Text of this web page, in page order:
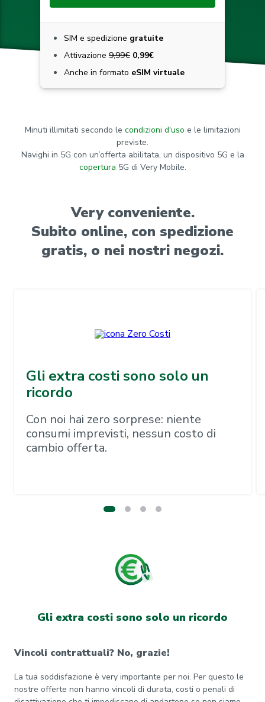
SIM e spedizione gratuite
Attivazione 9,99€ 0,99€
Anche in formato eSIM virtuale
Minuti illimitati secondo le condizioni d'uso e le limitazioni
previste.
Navighi in 5G con un’offerta abilitata, un dispositivo 5G e la
copertura 5G di Very Mobile.
Very conveniente.
Subito online, con spedizione
gratis, o nei nostri negozi.
Gli extra costi sono solo un
ricordo
Con noi hai zero sorprese: niente
consumi imprevisti, nessun costo di
cambio offerta.
Gli extra costi sono solo un ricordo
Vincoli contrattuali? No, grazie!
La tua soddisfazione è very importante per noi. Per questo le
nostre offerte non hanno vincoli di durata, costi o penali di